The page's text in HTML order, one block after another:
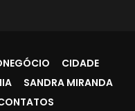
CIDADE
SANDRA MIRANDA